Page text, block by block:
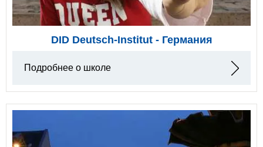
DID Deutsch-Institut - Германия
Подробнее о школе